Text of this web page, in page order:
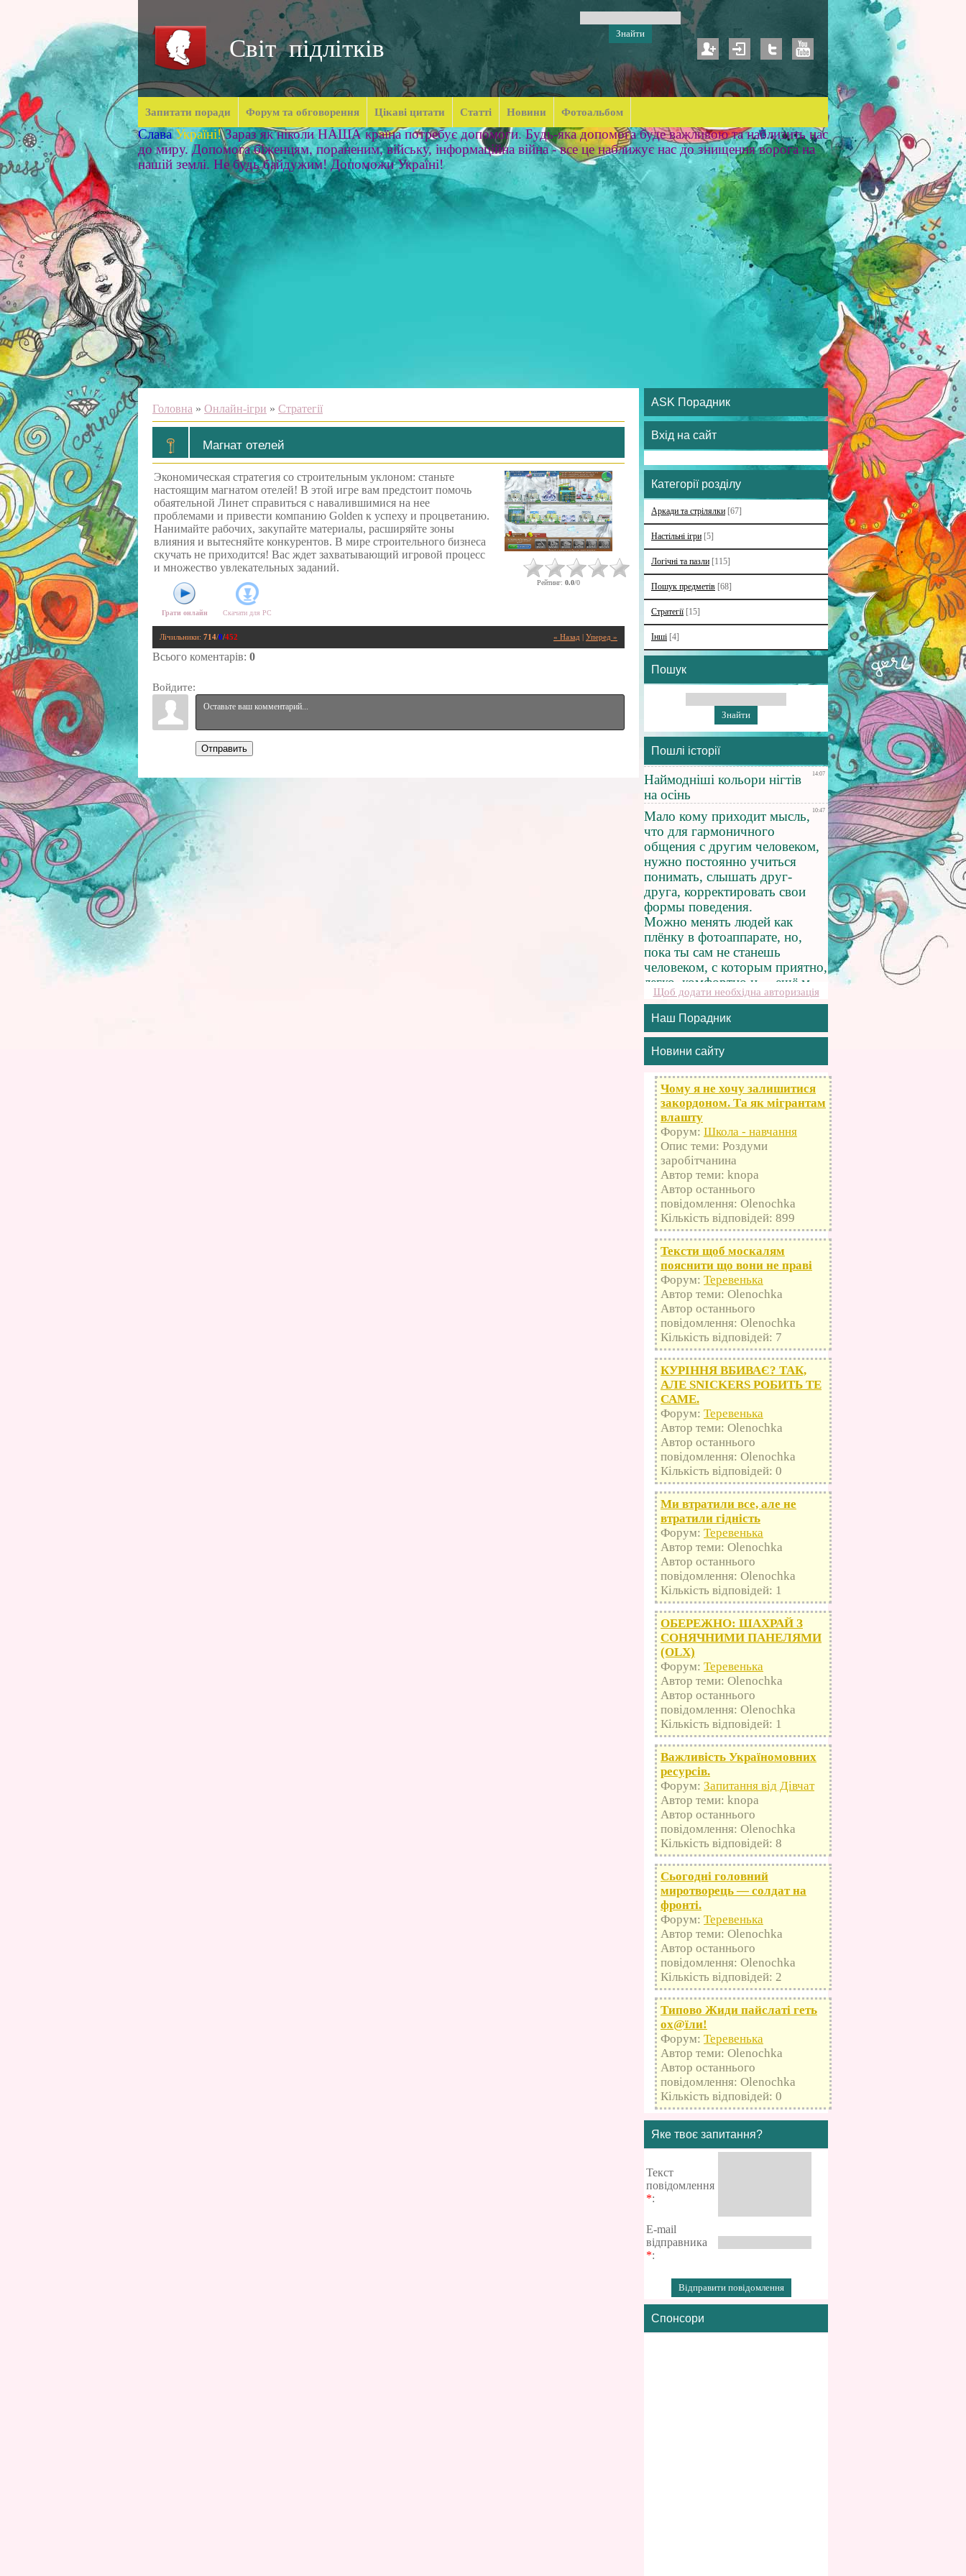
Світ підлітків
Запитати поради Форум та обговорення Цікаві цитати Статті Новини Фотоальбом
Слава Україні! Зараз як ніколи НАША країна потребує допомоги. Будь-яка допомога буде важливою та наблизить нас
до миру. Допомога біженцям, пораненим, війську, інформаційна війна - все це наближує нас до знищення ворога на
нашій землі. Не будь байдужим! Допоможи Україні!
Головна » Онлайн-ігри » Стратегії
Магнат отелей
Экономическая стратегия со строительным уклоном: станьте
настоящим магнатом отелей! В этой игре вам предстоит помочь
обаятельной Линет справиться с навалившимися на нее
проблемами и привести компанию Golden к успеху и процветанию.
Нанимайте рабочих, закупайте материалы, расширяйте зоны
влияния и вытесняйте конкурентов. В мире строительного бизнеса
скучать не приходится! Вас ждет захватывающий игровой процесс
и множество увлекательных заданий.
Грати онлайн Скачати для PC
Рейтинг: 0.0/0
« Назад Уперед »
Лічильники: 714/0/452
Всього коментарів: 0
Войдите:
Отправить
ASK Порадник
Вхід на сайт
Категорії розділу
Аркади та стрілялки [67]
Настільні ігри [5]
Логічні та пазли [115]
Пошук предметів [68]
Стратегії [15]
Інші [4]
Пошук
Пошлі історії
Щоб додати необхідна авторизація
Наш Порадник
Новини сайту
Чому я не хочу залишитися
закордоном. Та як мігрантам
влашту
Форум: Школа - навчання
Опис теми: Роздуми
заробітчанина
Автор теми: knopa
Автор останнього
повідомлення: Olenochka
Кількість відповідей: 899
Тексти щоб москалям
пояснити що вони не праві
Форум: Теревенька
Автор теми: Olenochka
Автор останнього
повідомлення: Olenochka
Кількість відповідей: 7
КУРІННЯ ВБИВАЄ? ТАК,
АЛЕ SNICKERS РОБИТЬ ТЕ
САМЕ.
Форум: Теревенька
Автор теми: Olenochka
Автор останнього
повідомлення: Olenochka
Кількість відповідей: 0
Ми втратили все, але не
втратили гідність
Форум: Теревенька
Автор теми: Olenochka
Автор останнього
повідомлення: Olenochka
Кількість відповідей: 1
ОБЕРЕЖНО: ШАХРАЙ З
СОНЯЧНИМИ ПАНЕЛЯМИ
(OLX)
Форум: Теревенька
Автор теми: Olenochka
Автор останнього
повідомлення: Olenochka
Кількість відповідей: 1
Важливість Україномовних
ресурсів.
Форум: Запитання від Дівчат
Автор теми: knopa
Автор останнього
повідомлення: Olenochka
Кількість відповідей: 8
Сьогодні головний
миротворець — солдат на
фронті.
Форум: Теревенька
Автор теми: Olenochka
Автор останнього
повідомлення: Olenochka
Кількість відповідей: 2
Типово Жиди пайслаті геть
оx@їли!
Форум: Теревенька
Автор теми: Olenochka
Автор останнього
повідомлення: Olenochka
Кількість відповідей: 0
Яке твоє запитання?
Текст
повідомлення
*:
E-mail
відправника
*:
Спонсори